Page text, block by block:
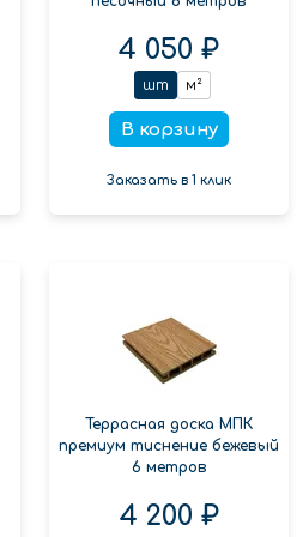
4 050 ₽
шт м²
В корзину
Заказать в 1 клик
Террасная доска МПК
премиум тиснение бежевый
6 метров
4 200 ₽